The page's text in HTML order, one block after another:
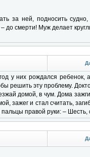
за ней, подносить
до смерти! Муж делает
у них рождался
решить эту проблему.
домой, в чум. Дома
зажег и стал считать,
правой руки: –